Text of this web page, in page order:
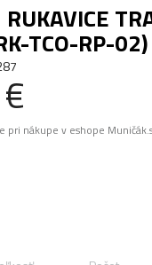
TCO-RP-02)
pri nákupe v eshope